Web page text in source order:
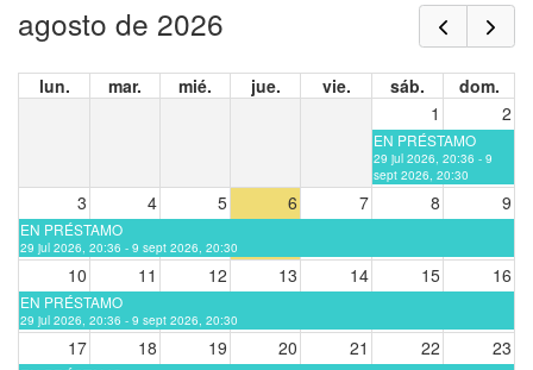
agosto de 2026
lun. mar. mié. jue. vie. sáb.
dom.
1
2
EN PRÉSTAMO
29 jul 2026, 20:36 - 9
sept 2026, 20:30
3 4 5 6 7 8 9
EN PRÉSTAMO
29 jul 2026, 20:36 - 9 sept 2026, 20:30
10 11 12 13 14 15 16
EN PRÉSTAMO
29 jul 2026, 20:36 - 9 sept 2026, 20:30
17 18 19 20 21 22 23